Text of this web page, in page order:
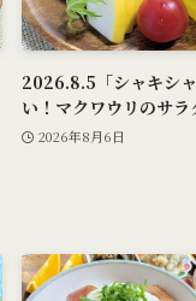
2026.8.5「シャキシ
い！マクワウリのサラ
2026年8月6日